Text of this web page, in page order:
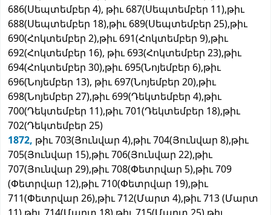
686(Սեպտեմբեր 4), թիւ 687(Սեպտեմբեր 11),թիւ
688(Սեպտեմբեր 18),թիւ 689(Սեպտեմբեր 25),թիւ
690(Հոկտեմբեր 2),թիւ 691(Հոկտեմբեր 9),թիւ
692(Հոկտեմբեր 16), թիւ 693(Հոկտեմբեր 23),թիւ
694(Հոկտեմբեր 30),թիւ 695(Նոյեմբեր 6),թիւ
696(Նոյեմբեր 13), թիւ 697(Նոյեմբեր 20),թիւ
698(Նոյեմբեր 27),թիւ 699(Դեկտեմբեր 4),թիւ
700(Դեկտեմբեր 11),թիւ 701(Դեկտեմբեր 18),թիւ
702(Դեկտեմբեր 25)
1872, թիւ 703(Յունվար 4),թիւ 704(Յունվար 8),թիւ
705(Յունվար 15),թիւ 706(Յունվար 22),թիւ
707(Յունվար 29),թիւ 708(Փետրվար 5),թիւ 709
(Փետրվար 12),թիւ 710(Փետրվար 19),թիւ
711(Փետրվար 26),թիւ 712(Մարտ 4),թիւ 713 (Մարտ